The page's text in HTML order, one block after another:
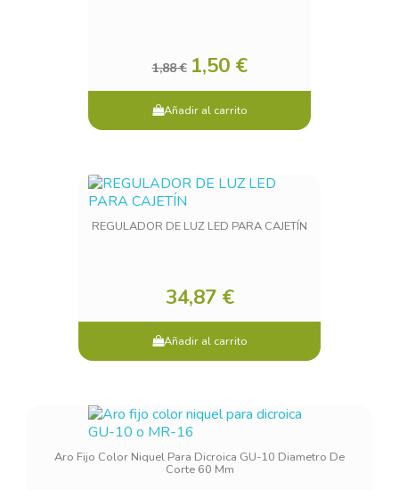
1,88 € 1,50 €
Añadir al carrito
REGULADOR DE LUZ LED PARA CAJETÍN
34,87 €
Añadir al carrito
Aro Fijo Color Niquel Para Dicroica GU-10 Diametro De
Corte 60 Mm